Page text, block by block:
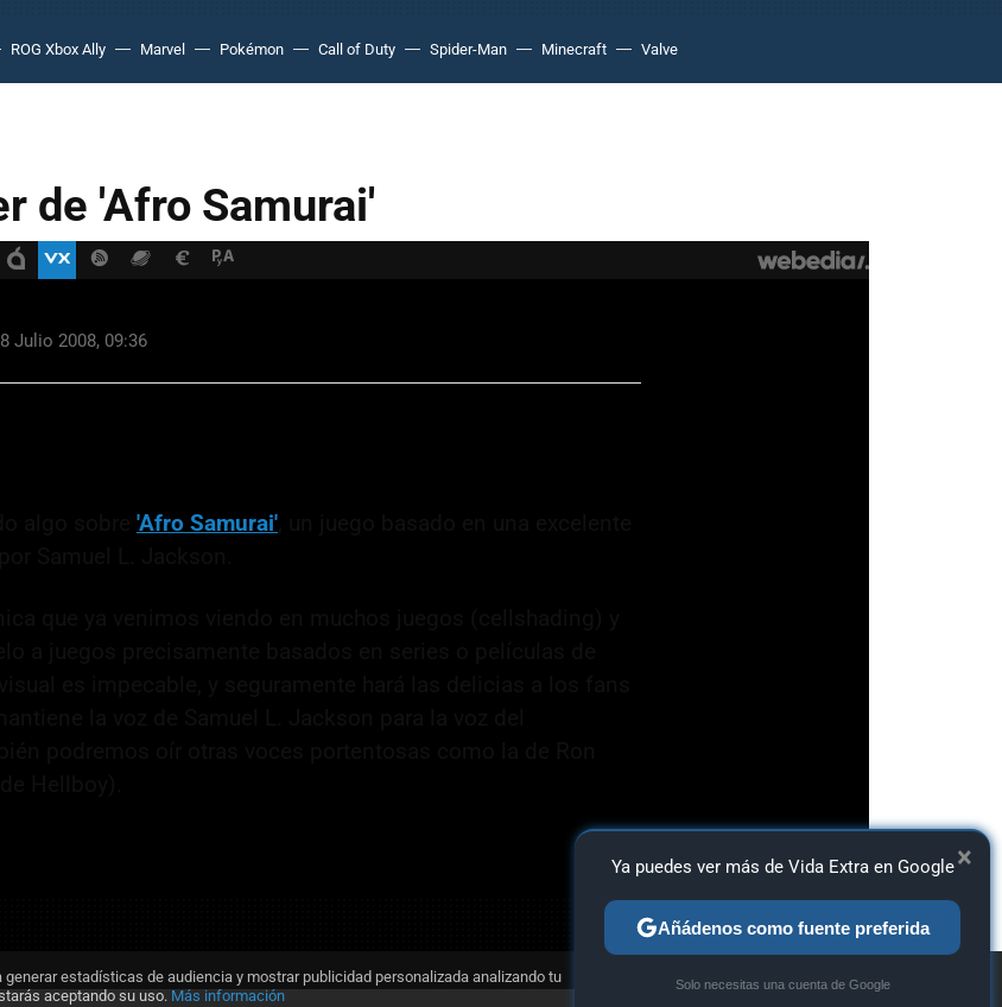
ROG Xbox Ally Marvel Pokémon Call of Duty Spider-Man Minecraft Valve
de 'Afro Samurai'
FLIPBOARD
E-
Julio 2008, 09:36
'Afro Samurai'
estadísticas de audiencia y mostrar publicidad personalizada analizando tu
aceptando su uso. Más información
×
Ya puedes ver más de Vida Extra en Google
Añádenos como fuente preferida
Solo necesitas una cuenta de Google